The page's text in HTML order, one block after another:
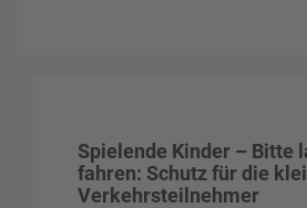
Spielende Kinder – Bitte
fahren: Schutz für die
Verkehrsteilnehmer